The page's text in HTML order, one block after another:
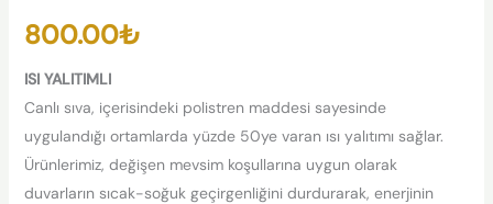
800.00₺
ISI YALITIMLI
Canlı sıva, içerisindeki polistren maddesi sayesinde
uygulandığı ortamlarda yüzde 50ye varan ısı yalıtımı sağlar.
Ürünlerimiz, değişen mevsim koşullarına uygun olarak
duvarların sıcak-soğuk geçirgenliğini durdurarak, enerjinin